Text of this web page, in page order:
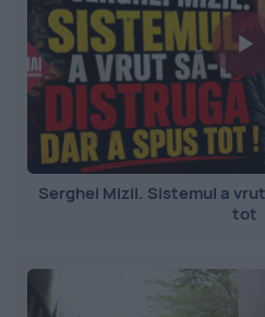
Serghei Mizil. Sistemul a
tot